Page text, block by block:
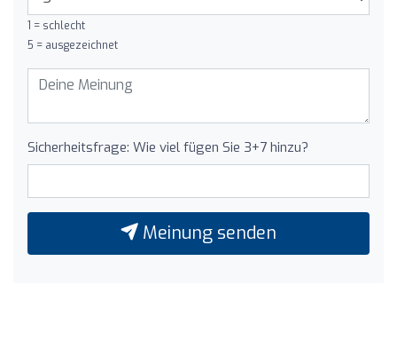
1 = schlecht
5 = ausgezeichnet
Sicherheitsfrage: Wie viel fügen Sie 3+7 hinzu?
Meinung senden